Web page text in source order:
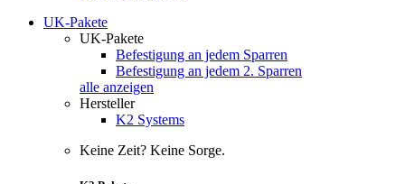
UK-Pakete
UK-Pakete
Befestigung an jedem Sparren
Befestigung an jedem 2. Sparren
alle anzeigen
Hersteller
K2 Systems
Keine Zeit? Keine Sorge.